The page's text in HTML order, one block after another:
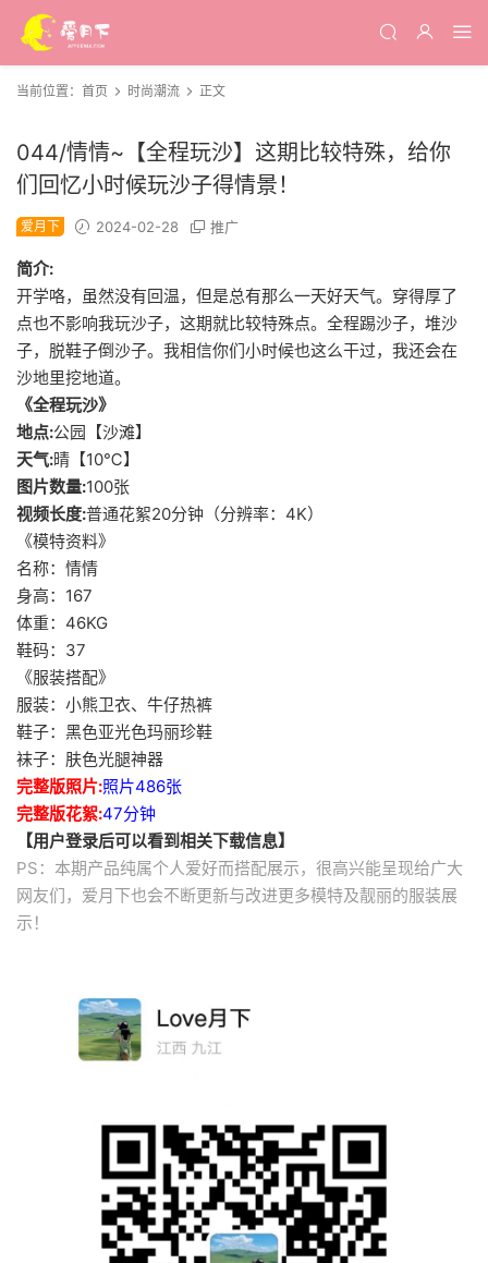
当前位置： 首页 时尚潮流 正文
044/情情~【全程玩沙】这期比较特殊，给你
们回忆小时候玩沙子得情景！
爱月下 2024-02-28 推广
简介:
开学咯，虽然没有回温，但是总有那么一天好天气。穿得厚了
点也不影响我玩沙子，这期就比较特殊点。全程踢沙子，堆沙
子，脱鞋子倒沙子。我相信你们小时候也这么干过，我还会在
沙地里挖地道。
《全程玩沙》
地点:公园【沙滩】
天气:晴【10℃】
图片数量:100张
视频长度:普通花絮20分钟（分辨率：4K）
《模特资料》
名称：情情
身高：167
体重：46KG
鞋码：37
《服装搭配》
服装：小熊卫衣、牛仔热裤
鞋子：黑色亚光色玛丽珍鞋
袜子：肤色光腿神器
完整版照片:照片486张
完整版花絮:47分钟
【用户登录后可以看到相关下载信息】
PS：本期产品纯属个人爱好而搭配展示，很高兴能呈现给广大
网友们，爱月下也会不断更新与改进更多模特及靓丽的服装展
示！